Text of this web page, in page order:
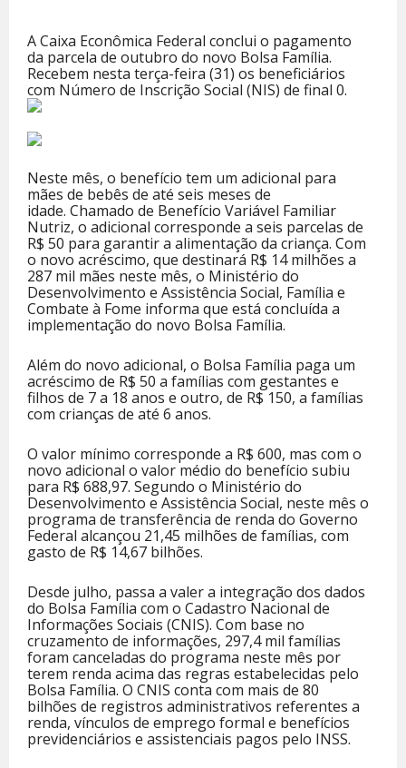
A Caixa Econômica Federal conclui o pagamento
da parcela de outubro do novo Bolsa Família.
Recebem nesta terça-feira (31) os beneficiários
com Número de Inscrição Social (NIS) de final 0.
Neste mês, o benefício tem um adicional para
mães de bebês de até seis meses de
idade. Chamado de Benefício Variável Familiar
Nutriz, o adicional corresponde a seis parcelas de
R$ 50 para garantir a alimentação da criança. Com
o novo acréscimo, que destinará R$ 14 milhões a
287 mil mães neste mês, o Ministério do
Desenvolvimento e Assistência Social, Família e
Combate à Fome informa que está concluída a
implementação do novo Bolsa Família.
Além do novo adicional, o Bolsa Família paga um
acréscimo de R$ 50 a famílias com gestantes e
filhos de 7 a 18 anos e outro, de R$ 150, a famílias
com crianças de até 6 anos.
O valor mínimo corresponde a R$ 600, mas com o
novo adicional o valor médio do benefício subiu
para R$ 688,97. Segundo o Ministério do
Desenvolvimento e Assistência Social, neste mês o
programa de transferência de renda do Governo
Federal alcançou 21,45 milhões de famílias, com
gasto de R$ 14,67 bilhões.
Desde julho, passa a valer a integração dos dados
do Bolsa Família com o Cadastro Nacional de
Informações Sociais (CNIS). Com base no
cruzamento de informações, 297,4 mil famílias
foram canceladas do programa neste mês por
terem renda acima das regras estabelecidas pelo
Bolsa Família. O CNIS conta com mais de 80
bilhões de registros administrativos referentes a
renda, vínculos de emprego formal e benefícios
previdenciários e assistenciais pagos pelo INSS.